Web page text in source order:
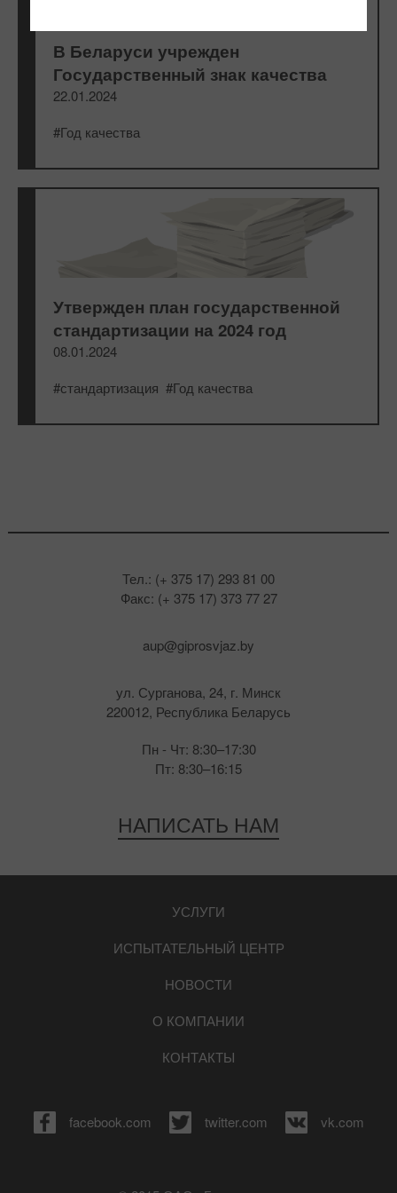
В Беларуси учрежден
Государственный знак качества
22.01.2024
#Год качества
Утвержден план государственной
стандартизации на 2024 год
08.01.2024
#стандартизация #Год качества
Тел.: (+ 375 17) 293 81 00
Факс: (+ 375 17) 373 77 27
aup@giprosvjaz.by
НАПИСАТЬ НАМ
ул. Сурганова, 24, г. Минск
220012, Республика Беларусь
Пн - Чт: 8:30–17:30
Пт: 8:30–16:15
УСЛУГИ
ИСПЫТАТЕЛЬНЫЙ ЦЕНТР
НОВОСТИ
О КОМПАНИИ
КОНТАКТЫ
facebook.com twitter.com vk.com